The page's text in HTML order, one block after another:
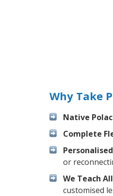
Why Take
Native
Complete
or
We Teach
customised